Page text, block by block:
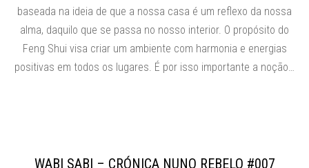
baseada na ideia de que a nossa casa é um reflexo da nossa
alma, daquilo que se passa no nosso interior. O propósito do
Feng Shui visa criar um ambiente com harmonia e energias
positivas em todos os lugares. É por isso importante a noção…
WABI SABI – CRÓNICA NUNO REBELO #007